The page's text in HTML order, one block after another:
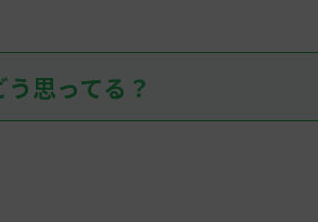
思ってる？